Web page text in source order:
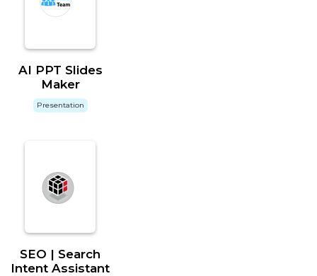
AI PPT Slides
Maker
Presentation
SEO | Search
Intent Assistant